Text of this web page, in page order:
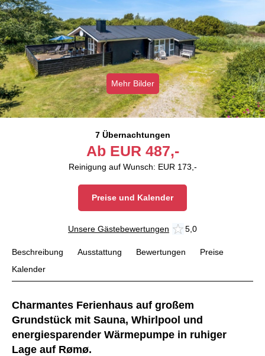
Mehr Bilder
7 Übernachtungen
Ab EUR 487,-
Reinigung auf Wunsch: EUR 173,-
Preise und Kalender
Unsere Gästebewertungen 5,0
Beschreibung Ausstattung Bewertungen
Preise
Kalender
Charmantes Ferienhaus auf großem
Grundstück mit Sauna, Whirlpool und
energiesparender Wärmepumpe in ruhiger
Lage auf Rømø.